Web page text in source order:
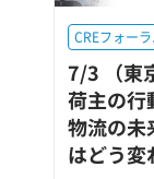
CREフォー
7/3 （東
荷主の行
物流の未
はどう変